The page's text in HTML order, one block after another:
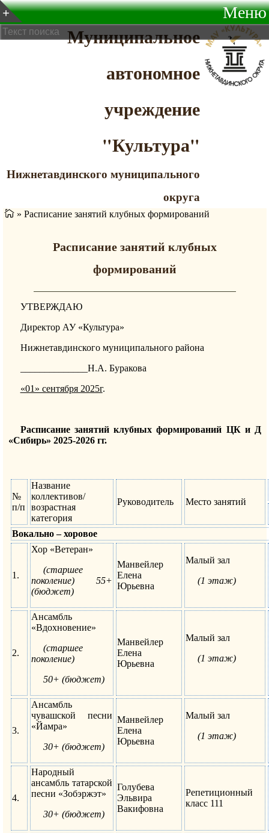
Муниципальное
автономное
учреждение
"Культура"
Нижнетавдинского муниципального
округа
Меню
» Расписание занятий клубных формирований
Расписание занятий клубных
формирований
УТВЕРЖДАЮ
Директор АУ «Культура»
Нижнетавдинского муниципального района
______________Н.А. Буракова
«01» сентября 2025г.
Расписание занятий клубных формирований ЦК и Д
«Сибирь» 2025-2026 гг.
№
п/п
Название
коллективов/
возрастная
категория
Руководитель Место занятий
Вокально – хоровое
1.
Хор «Ветеран»
(старшее
поколение) 55+
(бюджет)
Манвейлер
Елена
Юрьевна
Малый зал
(1 этаж)
2.
Ансамбль
«Вдохновение»
(старшее
поколение)
50+ (бюджет)
Манвейлер
Елена
Юрьевна
Малый зал
(1 этаж)
3.
Ансамбль
чувашской песни
«Йамра»
30+ (бюджет)
Манвейлер
Елена
Юрьевна
Малый зал
(1 этаж)
4.
Народный
ансамбль татарской
песни «Зобэржэт»
30+ (бюджет)
Голубева
Эльвира
Вакифовна
Репетиционный
класс 111